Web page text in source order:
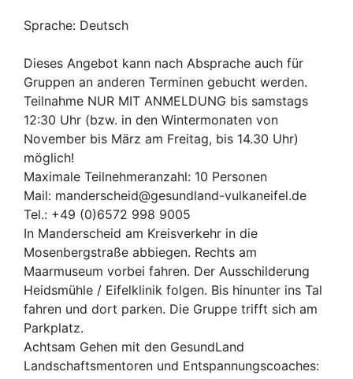
Sprache: Deutsch
Dieses Angebot kann nach Absprache auch für
Gruppen an anderen Terminen gebucht werden.
Teilnahme NUR MIT ANMELDUNG bis samstags
12:30 Uhr (bzw. in den Wintermonaten von
November bis März am Freitag, bis 14.30 Uhr)
möglich!
Maximale Teilnehmeranzahl: 10 Personen
Mail: manderscheid@gesundland-vulkaneifel.de
Tel.: +49 (0)6572 998 9005
In Manderscheid am Kreisverkehr in die
Mosenbergstraße abbiegen. Rechts am
Maarmuseum vorbei fahren. Der Ausschilderung
Heidsmühle / Eifelklinik folgen. Bis hinunter ins Tal
fahren und dort parken. Die Gruppe trifft sich am
Parkplatz.
Achtsam Gehen mit den GesundLand
Landschaftsmentoren und Entspannungscoaches: